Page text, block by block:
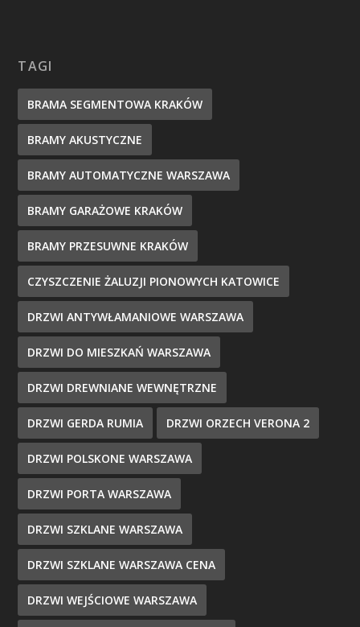
TAGI
BRAMA SEGMENTOWA KRAKÓW
BRAMY AKUSTYCZNE
BRAMY AUTOMATYCZNE WARSZAWA
BRAMY GARAŻOWE KRAKÓW
BRAMY PRZESUWNE KRAKÓW
CZYSZCZENIE ŻALUZJI PIONOWYCH KATOWICE
DRZWI ANTYWŁAMANIOWE WARSZAWA
DRZWI DO MIESZKAŃ WARSZAWA
DRZWI DREWNIANE WEWNĘTRZNE
DRZWI GERDA RUMIA DRZWI ORZECH VERONA 2
DRZWI POLSKONE WARSZAWA
DRZWI PORTA WARSZAWA
DRZWI SZKLANE WARSZAWA
DRZWI SZKLANE WARSZAWA CENA
DRZWI WEJŚCIOWE WARSZAWA